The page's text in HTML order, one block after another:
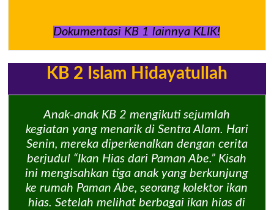
Dokumentasi KB 1 lainnya KLIK!
KB 2 Islam Hidayatullah
Anak-anak KB 2 mengikuti sejumlah
kegiatan yang menarik di Sentra Alam. Hari
Senin, mereka diperkenalkan dengan cerita
berjudul “Ikan Hias dari Paman Abe.” Kisah
ini mengisahkan tiga anak yang berkunjung
ke rumah Paman Abe, seorang kolektor ikan
hias. Setelah melihat berbagai ikan hias di